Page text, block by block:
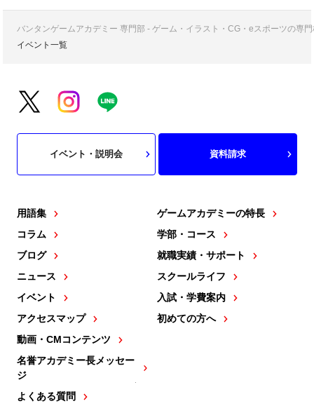
バンタンゲームアカデミー 専門部 - ゲーム・イラスト・CG・eスポーツの専
イベント一覧
用語集
コラム
ブログ
ニュース
イベント
アクセスマップ
動画・CMコンテンツ
名誉アカデミー長メッセー
ジ
よくある質問
ゲームアカデミーの特長
学部・コース
就職実績・サポート
スクールライフ
入試・学費案内
初めての方へ
イベント・説明会 資料請求